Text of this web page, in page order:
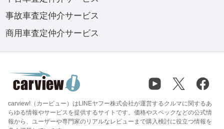
事故車査定仲介サービス
商用車査定仲介サービス
carview!（カービュー）はLINEヤフー株式会社が運営するクルマに関するあ
らゆる情報やサービスを提供するサイトです。価格やスペックなどの公式情
報から、ユーザーや専門家のリアルなレビューまで購入検討に役立つ情報を